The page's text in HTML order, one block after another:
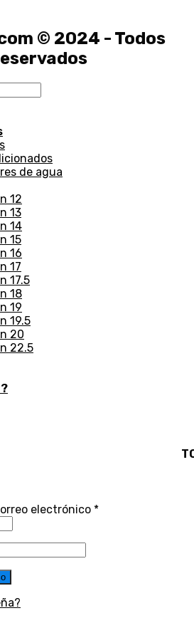
© 2024 - Todos
de agua
12
13
14
15
16
17
17.5
18
19
19.5
20
22.5
electrónico *